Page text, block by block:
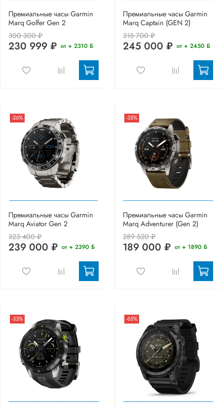
Премиальные часы Garmin
Marq Golfer Gen 2
300 300 ₽
230 999 ₽ от + 2310 Б
Премиальные часы Garmin
Marq Captain (GEN 2)
315 700 ₽
245 000 ₽ от + 2450 Б
-26%
Премиальные часы Garmin
Marq Aviator Gen 2
323 400 ₽
239 000 ₽ от + 2390 Б
-35%
Премиальные часы Garmin
Marq Adventurer (Gen 2)
289 520 ₽
189 000 ₽ от + 1890 Б
-33% -65%